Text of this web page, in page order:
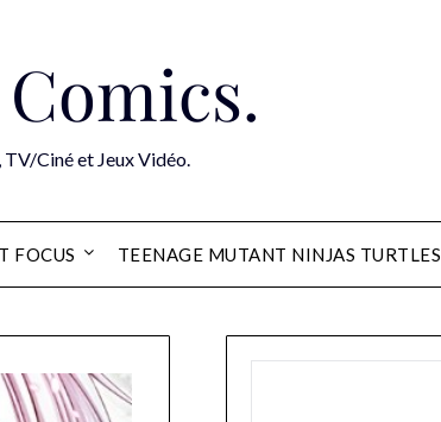
Ciné et Jeux Vidéo.
FOCUS TEENAGE MUTANT NINJAS TURTLES